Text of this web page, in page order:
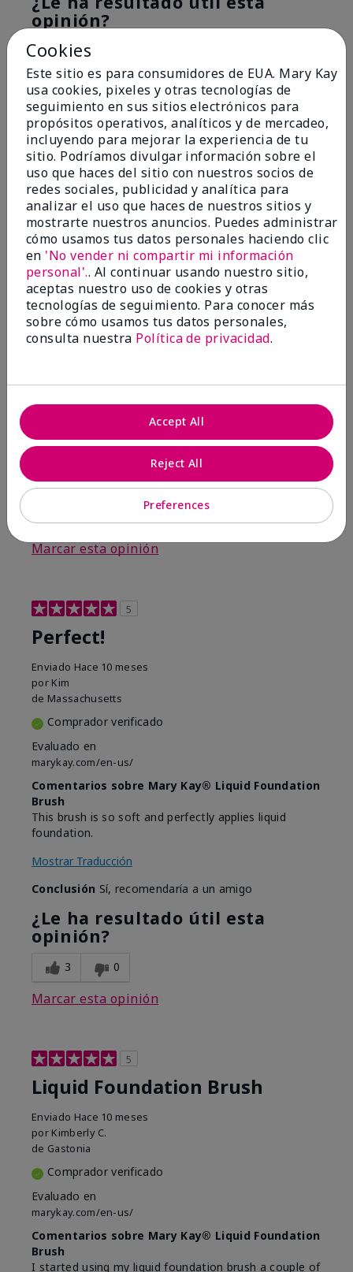
opinión?
2
Marcar esta opinión
5
Best foundation brush
EnviadoHace 10 meses
porCandy
de
Comprador verificado
Evaluado en
marykay.com/en-us/
Comentarios sobre Mary Kay® Liquid Foundation
Brush
I have used other foundation brushes in the past.
brushes.
ConclusiónSí, recomendaría a un amigo
¿Le ha resultado útil esta
opinión?
Marcar esta opinión
5
Perfect!
Enviado Hace 10 meses
por Kim
de Massachusetts
Comprador verificado
Evaluado en
marykay.com/en-us/
Comentarios sobre Mary Kay® Liquid Foundation
Brush
This brush is so soft and perfectly applies liquid
foundation.
Mostrar Traducción
Conclusión Sí, recomendaría a un amigo
¿Le ha resultado útil esta
opinión?
3 0
Marcar esta opinión
5
Liquid Foundation Brush
Enviado Hace 10 meses
por Kimberly C.
de Gastonia
Comprador verificado
Evaluado en
marykay.com/en-us/
Comentarios sobre Mary Kay® Liquid Foundation
Brush
I started using my liquid foundation brush a couple of
Cookies
Este sitio es para consumidores de EUA. Mary Kay
usa cookies, pixeles y otras tecnologías de
seguimiento en sus sitios electrónicos para
propósitos operativos, analíticos y de mercadeo,
incluyendo para mejorar la experiencia de tu
sitio. Podríamos divulgar información sobre el
uso que haces del sitio con nuestros socios de
redes sociales, publicidad y analítica para
analizar el uso que haces de nuestros sitios y
mostrarte nuestros anuncios. Puedes administrar
cómo usamos tus datos personales haciendo clic
en 'No vender ni compartir mi información
personal'.. Al continuar usando nuestro sitio,
aceptas nuestro uso de cookies y otras
tecnologías de seguimiento. Para conocer más
sobre cómo usamos tus datos personales,
consulta nuestra Política de privacidad.
Preferences
Reject All
Accept All